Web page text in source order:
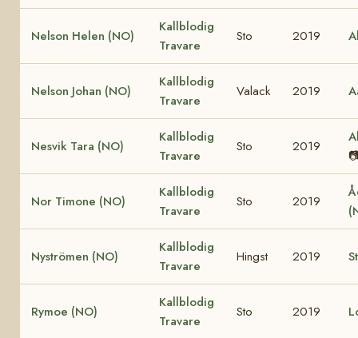
Nelson Helen (NO)
Kallblodig
Travare
Sto 2019
Nelson Johan (NO)
Kallblodig
Travare
Valack 2019
Nesvik Tara (NO)
Kallblodig
Travare
Sto 2019
Nor Timone (NO)
Kallblodig
Travare
Sto 2019
Nyströmen (NO)
Kallblodig
Travare
Hingst 2019
Rymoe (NO)
Kallblodig
Travare
Sto 2019